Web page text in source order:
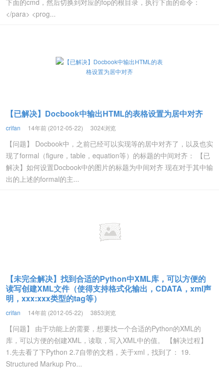
下面的cmd，然后切换到对应的fop的根目录，执行下面的命令：
</para> <prog...
【已解决】Docbook中输出HTML的表格设置为居中对齐
crifan 14年前 (2012-05-22) 3024浏览
【问题】 Docbook中，之前已经可以实现等的居中对齐了，以及也实
现了formal（figure，table，equation等）的标题的中间对齐： 【已
解决】如何设置Docbook中的图片的标题为中间对齐 现在对于其中输
出的上述的formal的主...
【未完全解决】找到合适的Python中XML库，可以方便的
读写创建XML文件（使得支持格式化输出，CDATA，xml声
明，xxx:xxx类型的tag等）
crifan 14年前 (2012-05-22) 3853浏览
【问题】 由于功能上的需要，想要找一个合适的Python的XML的
库，可以方便的创建XML，读取，写入XML中的值。 【解决过程】
1.先去看了下Python 2.7自带的文档，关于xml，找到了： 19.
Structured Markup Pro...